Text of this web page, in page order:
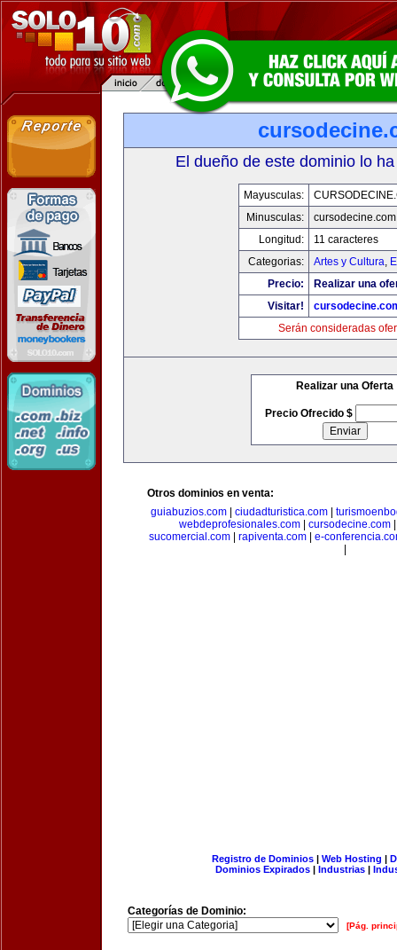
El dueño de este dominio lo
Mayusculas:
Minusculas:
cursodecine.com
Longitud:
11 caracteres
Categorias:
Artes y Cultura,
Precio:
Realizar una
Visitar!
Serán consideradas
Realizar una Oferta
Precio Ofrecido $
Otros dominios en venta:
guiabuzios.com| ciudadturistica.com|
webdeprofesionales.com| cursodecine.com
sucomercial.com
rapiventa.com
e-
Registro de Dominios| Web Hosting |
Dominios Expirados | Industrias |
Categorías de Dominio:
[Pág.